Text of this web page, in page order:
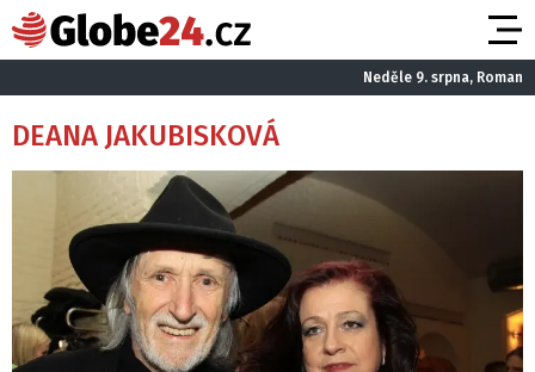
Neděle 9. srpna, Roman
DEANA JAKUBISKOVÁ